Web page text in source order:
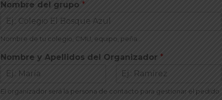
Nombre del grupo *
Nombre de tu colegio, CMU, equipo, peña...
Nombre y Apellidos del Organizador *
o
p
El organizador será la persona de contacto para gestionar el pedido.